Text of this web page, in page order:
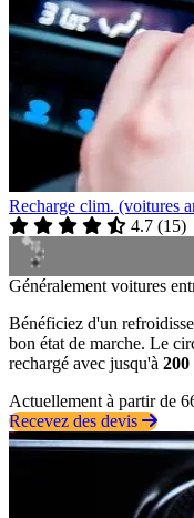
Recharge clim. (voitures
4.7 (15)
Généralement voitures
Bénéficiez d'un
bon état de marche. Le
rechargé avec jusqu'à 200
Actuellement à partir de
Recevez des devis